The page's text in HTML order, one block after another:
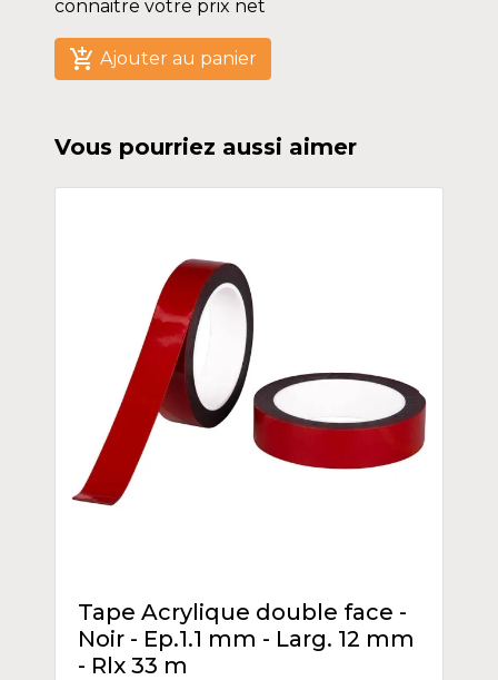
connaitre votre prix net
add_shopping_cart Ajouter au panier
Vous pourriez aussi aimer
Tape Acrylique double face -
Noir - Ep.1.1 mm - Larg. 12 mm
- Rlx 33 m